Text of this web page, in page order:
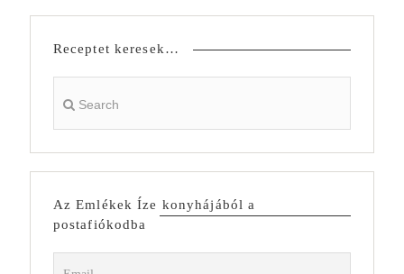
Receptet keresek…
Az Emlékek Íze konyhájából a
postafiókodba